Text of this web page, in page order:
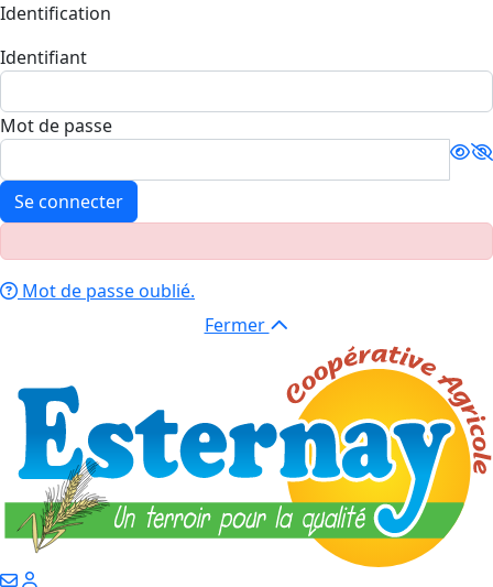
Identification
Identifiant
Mot de passe
Se connecter
Mot de passe oublié.
Fermer